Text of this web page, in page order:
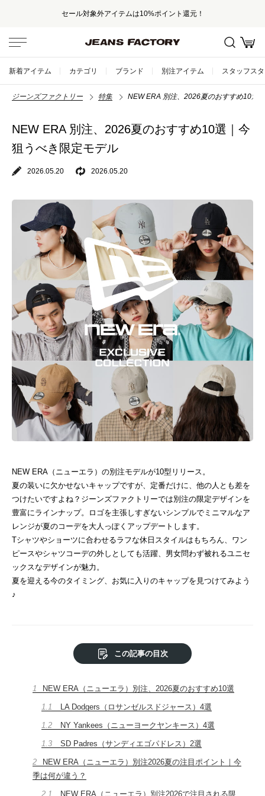
セール対象外アイテムは10%ポイント還元！
新着アイテム カテゴリ ブランド 別注アイテム スタッフス
ジーンズファクトリー 特集 NEW ERA 別注、2026夏のおすすめ10選
NEW ERA 別注、2026夏のおすすめ10選｜今
狙うべき限定モデル
2026.05.20 2026.05.20
NEW ERA（ニューエラ）の別注モデルが10型リリース。
夏の装いに欠かせないキャップですが、定番だけに、他の人とも差を
つけたいですよね？ジーンズファクトリーでは別注の限定デザインを
豊富にラインナップ。ロゴを主張しすぎないシンプルでミニマルなア
レンジが夏のコーデを大人っぽくアップデートします。
Tシャツやショーツに合わせるラフな休日スタイルはもちろん、ワン
ピースやシャツコーデの外しとしても活躍、男女問わず被れるユニセ
ックスなデザインが魅力。
夏を迎える今のタイミング、お気に入りのキャップを見つけてみよう
♪
この記事の目次
1 NEW ERA（ニューエラ）別注、2026夏のおすすめ10選
1.1 LA Dodgers（ロサンゼルスドジャース）4選
1.2 NY Yankees（ニューヨークヤンキース）4選
1.3 SD Padres（サンディエゴパドレス）2選
2
NEW ERA（ニューエラ）別注2026夏の注目ポイント｜今
季は何が違う？
2.1 NEW ERA（ニューエラ）別注2026で注目される限